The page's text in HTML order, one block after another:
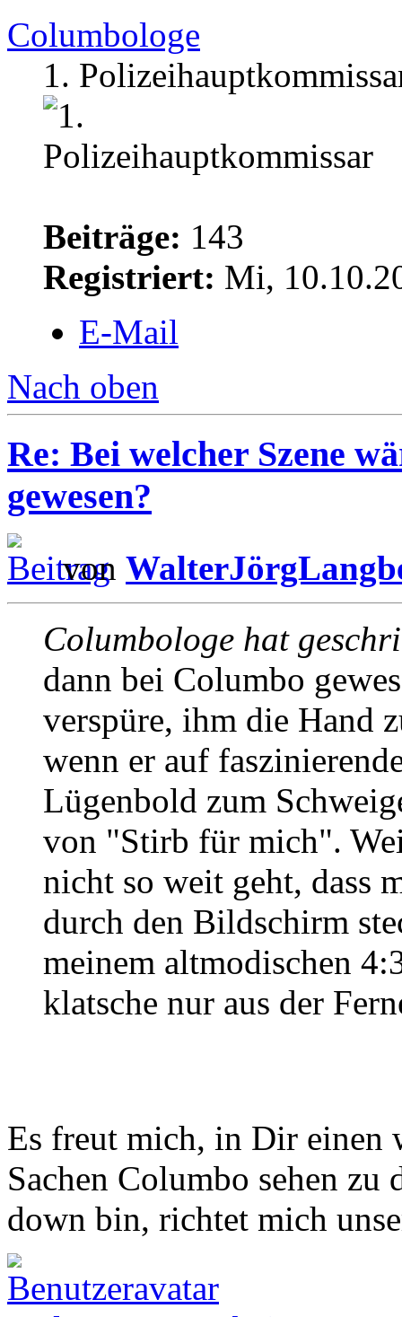
Columbologe
1.
Beiträge: 143
Registriert: Mi,
E-Mail
Nach oben
Re: Bei welcher Szene
gewesen?
von
Columbologe hat
dann bei Columbo
verspüre, ihm die Hand
wenn er auf
Lügenbold zum
von "Stirb für mich".
nicht so weit geht, dass
durch den Bildschirm
meinem altmodischen
klatsche nur aus der
Es freut mich, in Dir einen
Sachen Columbo sehen
down bin, richtet mich